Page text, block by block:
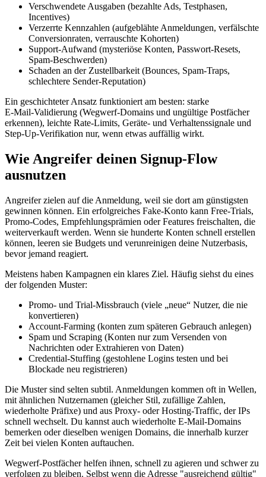
Verschwendete Ausgaben (bezahlte Ads, Testphasen,
Incentives)
Verzerrte Kennzahlen (aufgeblähte Anmeldungen, verfälschte
Conversionraten, verrauschte Kohorten)
Support‑Aufwand (mysteriöse Konten, Passwort‑Resets,
Spam‑Beschwerden)
Schaden an der Zustellbarkeit (Bounces, Spam‑Traps,
schlechtere Sender‑Reputation)
Ein geschichteter Ansatz funktioniert am besten: starke
E‑Mail‑Validierung (Wegwerf‑Domains und ungültige Postfächer
erkennen), leichte Rate‑Limits, Geräte‑ und Verhaltenssignale und
Step‑Up‑Verifikation nur, wenn etwas auffällig wirkt.
Wie Angreifer deinen Signup‑Flow
ausnutzen
Angreifer zielen auf die Anmeldung, weil sie dort am günstigsten
gewinnen können. Ein erfolgreiches Fake‑Konto kann Free‑Trials,
Promo‑Codes, Empfehlungsprämien oder Features freischalten, die
weiterverkauft werden. Wenn sie hunderte Konten schnell erstellen
können, leeren sie Budgets und verunreinigen deine Nutzerbasis,
bevor jemand reagiert.
Meistens haben Kampagnen ein klares Ziel. Häufig siehst du eines
der folgenden Muster:
Promo‑ und Trial‑Missbrauch (viele „neue“ Nutzer, die nie
konvertieren)
Account‑Farming (konten zum späteren Gebrauch anlegen)
Spam und Scraping (Konten nur zum Versenden von
Nachrichten oder Extrahieren von Daten)
Credential‑Stuffing (gestohlene Logins testen und bei
Blockade neu registrieren)
Die Muster sind selten subtil. Anmeldungen kommen oft in Wellen,
mit ähnlichen Nutzernamen (gleicher Stil, zufällige Zahlen,
wiederholte Präfixe) und aus Proxy‑ oder Hosting‑Traffic, der IPs
schnell wechselt. Du kannst auch wiederholte E‑Mail‑Domains
bemerken oder dieselben wenigen Domains, die innerhalb kurzer
Zeit bei vielen Konten auftauchen.
Wegwerf‑Postfächer helfen ihnen, schnell zu agieren und schwer zu
verfolgen zu bleiben. Selbst wenn die Adresse "ausreichend gültig"